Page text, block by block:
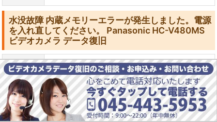
水没故障 内蔵メモリーエラーが発生しました。電源
を入れ直してください。 Panasonic HC-V480MS
ビデオカメラ データ復旧
機種
HC-V480MS / パナソニック(Panasonic) ビデオカメ
ラ
状況
ビデオカメラを水没させ故障した。「内蔵メモリー
エラーが発生しました。電源を入れ直してくださ
い。」とエラーメッセージが表示され、全てのデー